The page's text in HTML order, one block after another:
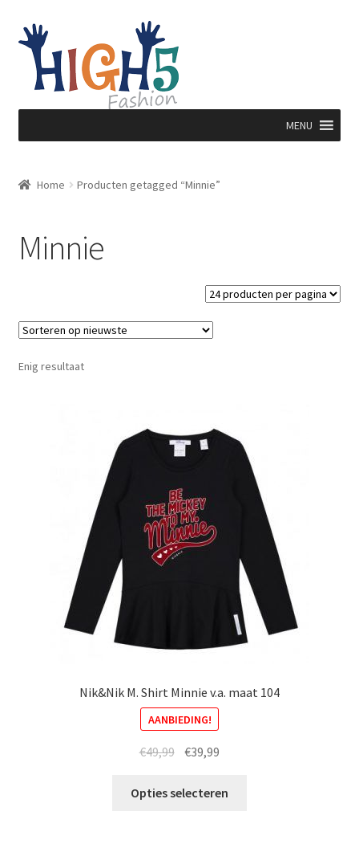
Ga
door
naar
navigatie
Ga
direct
naar
inhoud
MENU
Home Producten getagged “Minnie”
Minnie
Enig resultaat
Nik&Nik M. Shirt Minnie v.a. maat 104
AANBIEDING!
€49,99 Oorspronkelijke
was:
€39,99
is:
Opties selecteren